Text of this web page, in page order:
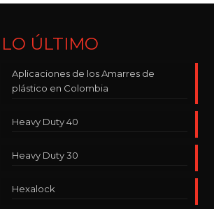
LO ÚLTIMO
Aplicaciones de los Amarres de
plástico en Colombia
Heavy Duty 40
Heavy Duty 30
Hexalock